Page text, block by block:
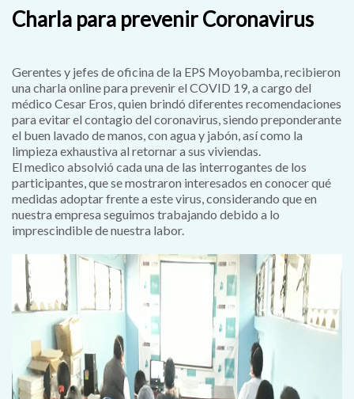
Charla para prevenir Coronavirus
Gerentes y jefes de oficina de la EPS Moyobamba, recibieron
una charla online para prevenir el COVID 19, a cargo del
médico Cesar Eros, quien brindó diferentes recomendaciones
para evitar el contagio del coronavirus, siendo preponderante
el buen lavado de manos, con agua y jabón, así como la
limpieza exhaustiva al retornar a sus viviendas.
El medico absolvió cada una de las interrogantes de los
participantes, que se mostraron interesados en conocer qué
medidas adoptar frente a este virus, considerando que en
nuestra empresa seguimos trabajando debido a lo
imprescindible de nuestra labor.